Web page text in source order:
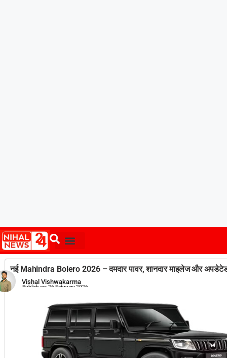
नई Mahindra Bolero 2026 – दमदार पावर, शानदार माइलेज और
Vishal Vishwakarma
Publish on:26 February 2026